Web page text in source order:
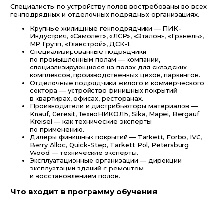
Специалисты по устройству полов востребованы во всех
генподрядных и отделочных подрядных организациях.
Крупные жилищные генподрядчики — ПИК-
Индустрия, «Самолёт», «ЛСР», «Эталон», «Гранель»,
МР Групп, «Главстрой», ДСК-1.
Специализированные подрядчики
по промышленным полам — компании,
специализирующиеся на полах для складских
комплексов, производственных цехов, паркингов.
Отделочные подрядчики жилого и коммерческого
сектора — устройство финишных покрытий
в квартирах, офисах, ресторанах.
Производители и дистрибьюторы материалов —
Knauf, Ceresit, ТехноНИКОЛЬ, Sika, Mapei, Bergauf,
Kreisel — как технические эксперты
по применению.
Дилеры финишных покрытий — Tarkett, Forbo, IVC,
Berry Alloc, Quick-Step, Tarkett Pol, Petersburg
Wood — технические эксперты.
Эксплуатационные организации — дирекции
эксплуатации зданий с ремонтом
и восстановлением полов.
Что входит в программу обучения